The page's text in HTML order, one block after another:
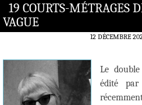
19 COURTS-MÉTRAGES
VAGUE
12 DÉCEMBRE
Le
édité